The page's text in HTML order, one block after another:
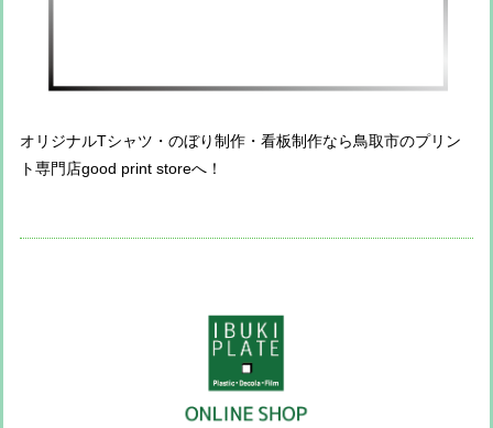
オリジナルTシャツ・のぼり制作・看板制作なら鳥取市のプリン
ト専門店good print storeへ！